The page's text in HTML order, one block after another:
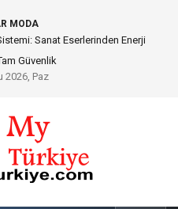
MODA
Sanat Eserlerinden Enerji
Güvenlik
2026, Paz